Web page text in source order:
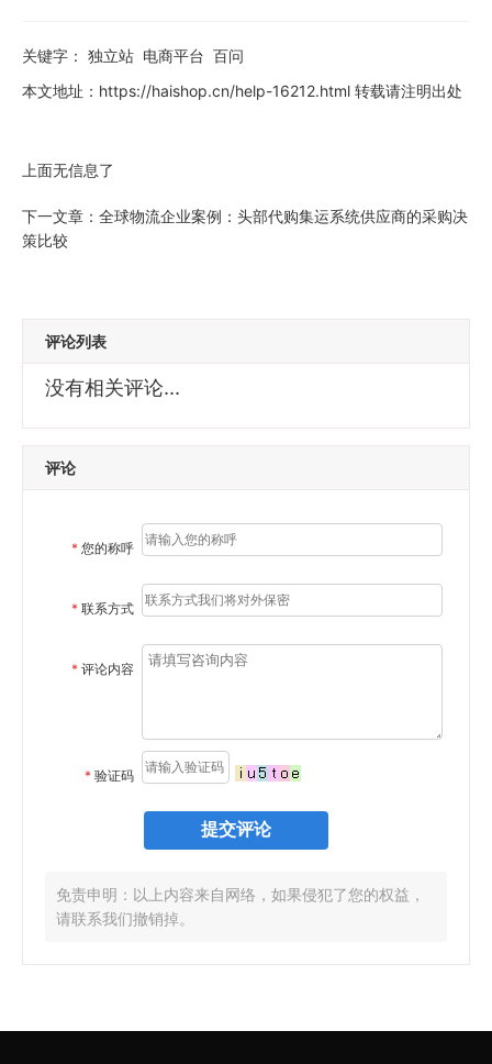
关键字： 独立站 电商平台 百问
本文地址： https://haishop.cn/help-16212.html 转载请注明出处
上面无信息了
下一文章： 全球物流企业案例：头部代购集运系统供应商的采购决
策比较
评论列表
没有相关评论...
评论
* 您的称呼
* 联系方式
* 评论内容
* 验证码
免责申明：以上内容来自网络，如果侵犯了您的权益，
请联系我们撤销掉。